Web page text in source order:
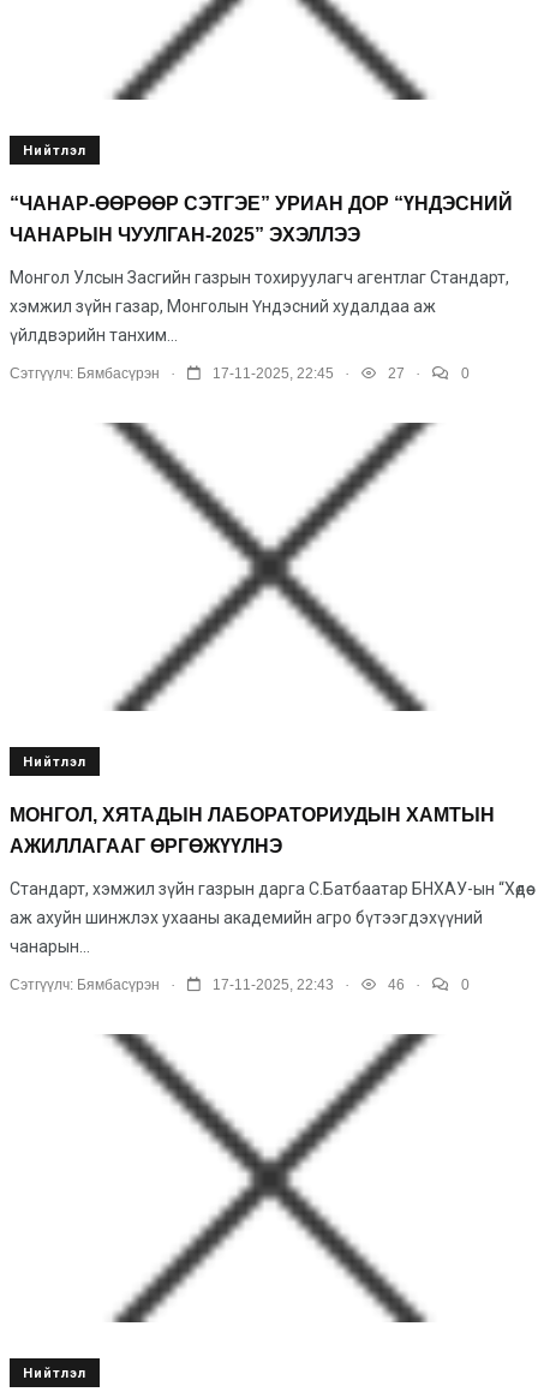
Нийтлэл
“ЧАНАР-ӨӨРӨӨР СЭТГЭЕ” УРИАН ДОР “ҮНДЭСНИЙ
ЧАНАРЫН ЧУУЛГАН-2025” ЭХЭЛЛЭЭ
Монгол Улсын Засгийн газрын тохируулагч агентлаг Стандарт,
хэмжил зүйн газар, Монголын Үндэсний худалдаа аж
үйлдвэрийн танхим...
Сэтгүүлч: Бямбасүрэн . 17-11-2025, 22:45 . 27 . 0
Нийтлэл
МОНГОЛ, ХЯТАДЫН ЛАБОРАТОРИУДЫН ХАМТЫН
АЖИЛЛАГААГ ӨРГӨЖҮҮЛНЭ
Стандарт, хэмжил зүйн газрын дарга С.Батбаатар БНХАУ-ын “Хөдөө
аж ахуйн шинжлэх ухааны академийн агро бүтээгдэхүүний
чанарын...
Сэтгүүлч: Бямбасүрэн . 17-11-2025, 22:43 . 46 . 0
Нийтлэл